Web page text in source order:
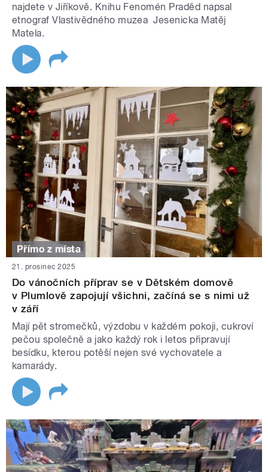
najdete v Jiříkově. Knihu Fenomén Praděd napsal
etnograf Vlastivědného muzea Jesenicka Matěj
Matela.
Přímo z místa
21. prosinec 2025
Do vánočních příprav se v Dětském domově
v Plumlově zapojují všichni, začíná se s nimi už
v září
Mají pět stromečků, výzdobu v každém pokoji, cukroví
pečou společně a jako každý rok i letos připravují
besídku, kterou potěší nejen své vychovatele a
kamarády.